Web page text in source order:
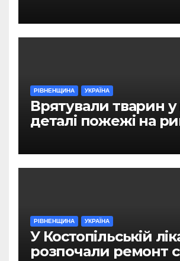
РІВНЕНЩИНА УКРАЇНА
Врятували тварин у
деталі пожежі на
РІВНЕНЩИНА УКРАЇНА
У Костопільській
розпочали ремонт